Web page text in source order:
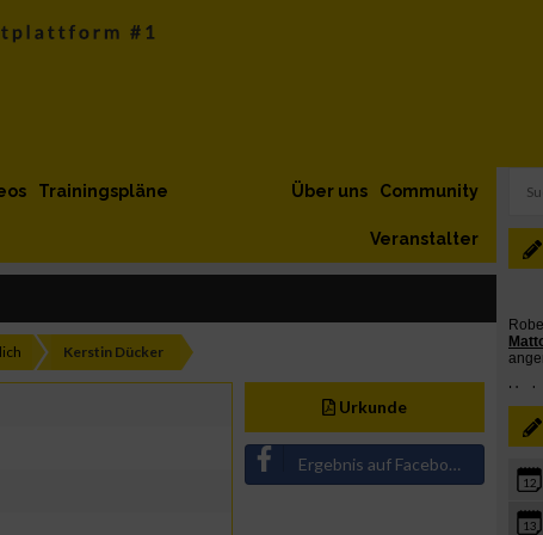
Trainingspläne Community
Über uns
Veranstalter
Kerstin Dücker
Urkunde
Ergebnis auf Facebook teilen
12
13